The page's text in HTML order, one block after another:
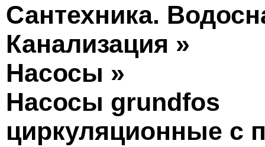
Сантехника.
Канализация »
Насосы »
Насосы grundfos
циркуляционные с